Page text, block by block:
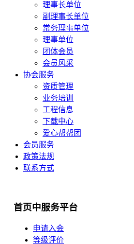
理事长单位
副理事长单位
常务理事单位
理事单位
团体会员
会员风采
协会服务
资质管理
业务培训
工程信息
下载中心
爱心帮帮团
会员服务
政策法规
联系方式
首页中服务平台
申请入会
等级评价